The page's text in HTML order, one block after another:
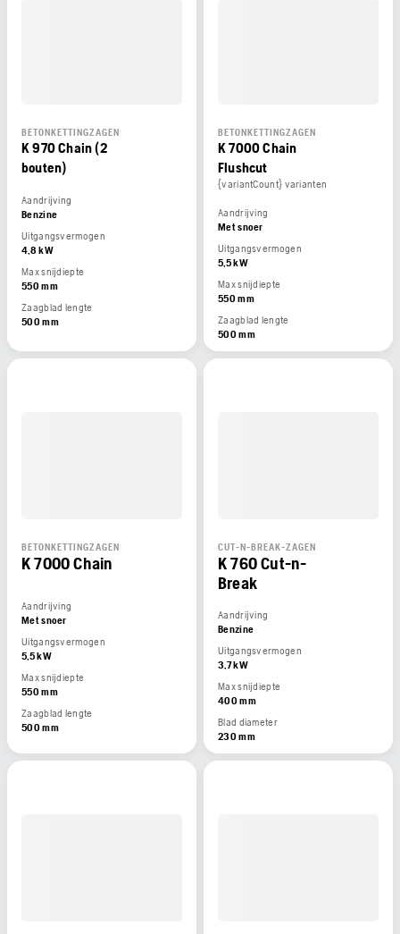
BETONKETTINGZAGEN
K 970 Chain (2
bouten)
Aandrijving
Benzine
Uitgangsvermogen
4,8 kW
Max snijdiepte
550 mm
Zaagblad lengte
500 mm
BETONKETTINGZAGEN
K 7000 Chain
Flushcut
{variantCount} varianten
Aandrijving
Met snoer
Uitgangsvermogen
5,5 kW
Max snijdiepte
550 mm
Zaagblad lengte
500 mm
BETONKETTINGZAGEN
K 7000 Chain
Aandrijving
Met snoer
Uitgangsvermogen
5,5 kW
Max snijdiepte
550 mm
Zaagblad lengte
500 mm
CUT-N-BREAK-ZAGEN
K 760 Cut-n-
Break
Aandrijving
Benzine
Uitgangsvermogen
3,7 kW
Max snijdiepte
400 mm
Blad diameter
230 mm